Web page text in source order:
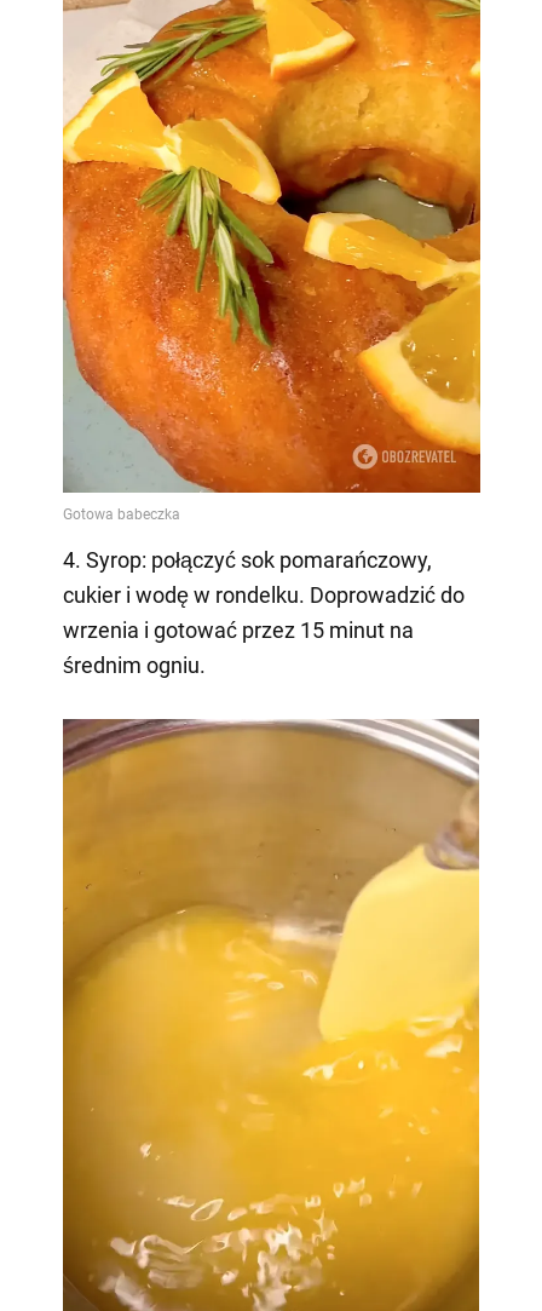
4. Syrop: połączyć sok pomarańczowy,
cukier i wodę w rondelku. Doprowadzić do
wrzenia i gotować przez 15 minut na
średnim ogniu.